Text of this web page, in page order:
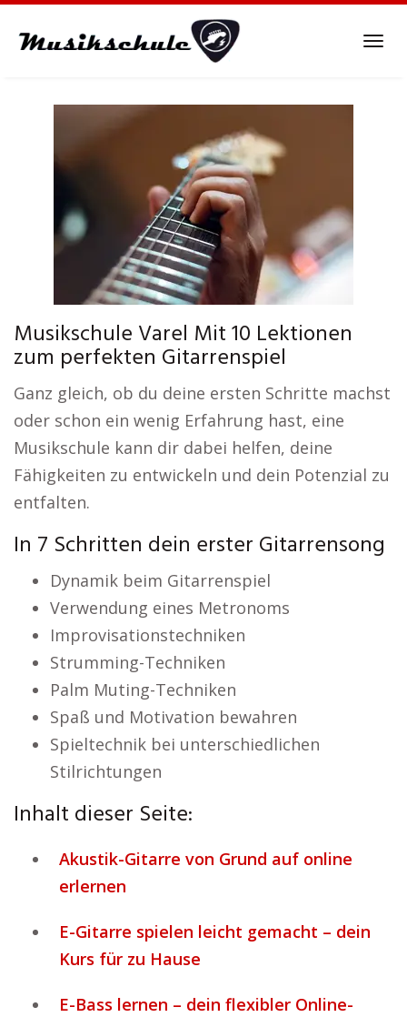
Musikschule Varel Mit 10 Lektionen
zum perfekten Gitarrenspiel
Ganz gleich, ob du deine ersten Schritte machst
oder schon ein wenig Erfahrung hast, eine
Musikschule kann dir dabei helfen, deine
Fähigkeiten zu entwickeln und dein Potenzial zu
entfalten.
In 7 Schritten dein erster Gitarrensong
Dynamik beim Gitarrenspiel
Verwendung eines Metronoms
Improvisationstechniken
Strumming-Techniken
Palm Muting-Techniken
Spaß und Motivation bewahren
Spieltechnik bei unterschiedlichen
Stilrichtungen
Inhalt dieser Seite:
Akustik-Gitarre von Grund auf online
erlernen
E-Gitarre spielen leicht gemacht – dein
Kurs für zu Hause
E-Bass lernen – dein flexibler Online-